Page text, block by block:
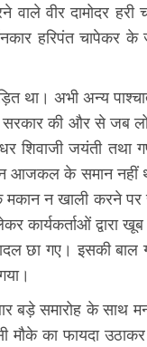
वाले वीर दामोदर
हरिपंत
था। अभी अन्य
की और से जब
शिवाजी जयंती
आजकल के समान
मकान न खाली करने पर
द्वारा खूब
छा गए। इसकी
बड़े समारोह के साथ
का फायदा उठाकर